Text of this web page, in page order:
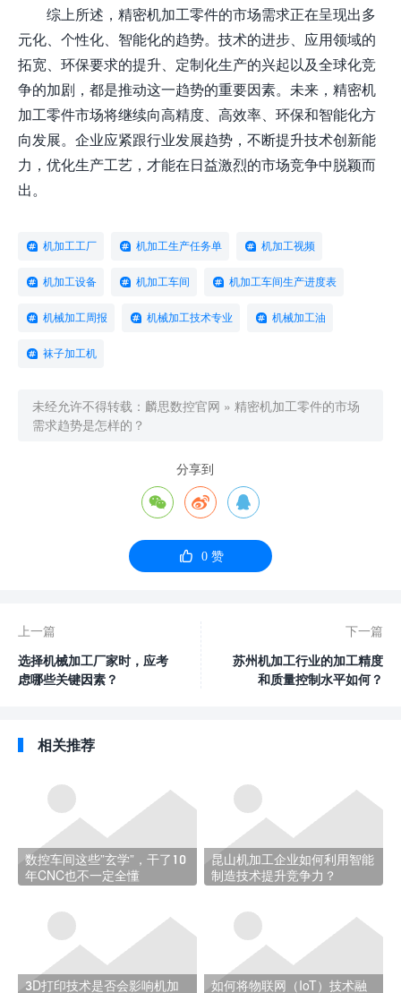
综上所述，精密机加工零件的市场需求正在呈现出多
元化、个性化、智能化的趋势。技术的进步、应用领域的
拓宽、环保要求的提升、定制化生产的兴起以及全球化竞
争的加剧，都是推动这一趋势的重要因素。未来，精密机
加工零件市场将继续向高精度、高效率、环保和智能化方
向发展。企业应紧跟行业发展趋势，不断提升技术创新能
力，优化生产工艺，才能在日益激烈的市场竞争中脱颖而
出。
机加工工厂 机加工生产任务单 机加工视频
机加工设备 机加工车间 机加工车间生产进度表
机械加工周报 机械加工技术专业 机械加工油
袜子加工机
未经允许不得转载： 麟思数控官网 » 精密机加工零件的市场
需求趋势是怎样的？
分享到
  
 0赞
上一篇
选择机械加工厂家时，应考
虑哪些关键因素？
下一篇
苏州机加工行业的加工精度
和质量控制水平如何？
相关推荐
数控车间这些”玄学”，干了10
年CNC也不一定全懂
昆山机加工企业如何利用智能
制造技术提升竞争力？
3D打印技术是否会影响机加 如何将物联网（IoT）技术融